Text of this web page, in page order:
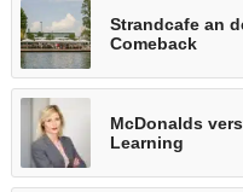
Strandcafe an
Comeback
McDonalds
Learning